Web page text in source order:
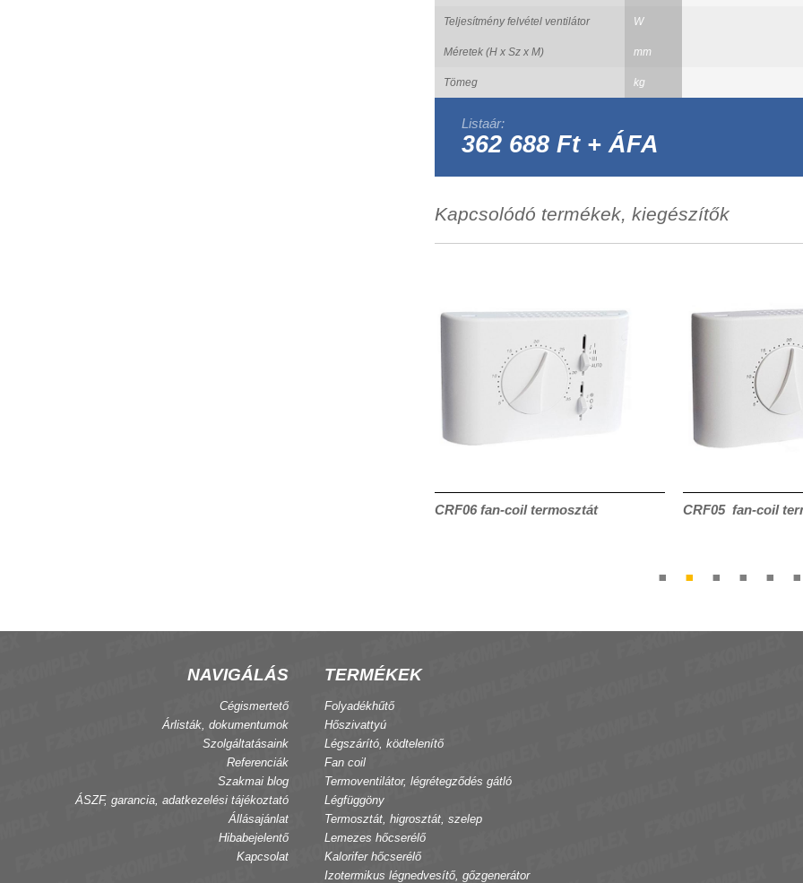
Teljesítmény felvétel ventilátor W
Méretek (H x Sz x M) mm
Tömeg kg
Listaár:
362 688 Ft + ÁFA
Kapcsolódó termékek, kiegészítők
CRF06 fan-coil termosztát CRF05 fan-coil
NAVIGÁLÁS
Cégismertető
Árlisták, dokumentumok
Szolgáltatásaink
Referenciák
Szakmai blog
ÁSZF, garancia, adatkezelési tájékoztató
Állásajánlat
Hibabejelentő
Kapcsolat
TERMÉKEK
Folyadékhűtő
Hőszivattyú
Légszárító, ködtelenítő
Fan coil
Termoventilátor, légrétegződés gátló
Légfüggöny
Termosztát, higrosztát, szelep
Lemezes hőcserélő
Kalorifer hőcserélő
Izotermikus légnedvesítő, gőzgenerátor